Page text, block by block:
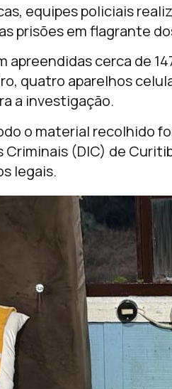
equipes policiais
prisões em flagrante
apreendidas cerca de
quatro aparelhos
a investigação.
o material recolhido
Criminais (DIC) de
legais.